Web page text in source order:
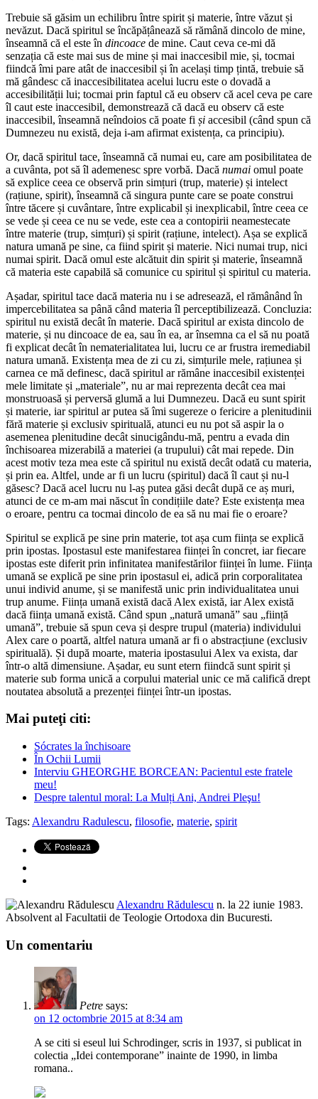
Trebuie să găsim un echilibru între spirit și materie, între văzut și
nevăzut. Dacă spiritul se încăpățânează să rămână dincolo de mine,
înseamnă că el este în dincoace de mine. Caut ceva ce-mi dă
senzația că este mai sus de mine și mai inaccesibil mie, și, tocmai
fiindcă îmi pare atât de inaccesibil și în același timp țintă, trebuie să
mă gândesc că inaccesibilitatea acelui lucru este o dovadă a
accesibilității lui; tocmai prin faptul că eu observ că acel ceva pe care
îl caut este inaccesibil, demonstrează că dacă eu observ că este
inaccesibil, înseamnă neîndoios că poate fi și accesibil (când spun că
Dumnezeu nu există, deja i-am afirmat existența, ca principiu).
Or, dacă spiritul tace, înseamnă că numai eu, care am posibilitatea de
a cuvânta, pot să îl ademenesc spre vorbă. Dacă numai omul poate
să explice ceea ce observă prin simțuri (trup, materie) și intelect
(rațiune, spirit), înseamnă că singura punte care se poate construi
între tăcere și cuvântare, între explicabil și inexplicabil, între ceea ce
se vede și ceea ce nu se vede, este cea a contopirii neamestecate
între materie (trup, simțuri) și spirit (rațiune, intelect). Așa se explică
natura umană pe sine, ca fiind spirit și materie. Nici numai trup, nici
numai spirit. Dacă omul este alcătuit din spirit și materie, înseamnă
că materia este capabilă să comunice cu spiritul și spiritul cu materia.
Așadar, spiritul tace dacă materia nu i se adresează, el rămânând în
impercebilitatea sa până când materia îl perceptibilizează. Concluzia:
spiritul nu există decât în materie. Dacă spiritul ar exista dincolo de
materie, și nu dincoace de ea, sau în ea, ar însemna ca el să nu poată
fi explicat decât în nematerialitatea lui, lucru ce ar frustra iremediabil
natura umană. Existența mea de zi cu zi, simțurile mele, rațiunea și
carnea ce mă definesc, dacă spiritul ar rămâne inaccesibil existenței
mele limitate și „materiale”, nu ar mai reprezenta decât cea mai
monstruoasă și perversă glumă a lui Dumnezeu. Dacă eu sunt spirit
și materie, iar spiritul ar putea să îmi sugereze o fericire a plenitudinii
fără materie și exclusiv spirituală, atunci eu nu pot să aspir la o
asemenea plenitudine decât sinucigându-mă, pentru a evada din
închisoarea mizerabilă a materiei (a trupului) cât mai repede. Din
acest motiv teza mea este că spiritul nu există decât odată cu materia,
și prin ea. Altfel, unde ar fi un lucru (spiritul) dacă îl caut și nu-l
găsesc? Dacă acel lucru nu l-aș putea găsi decât după ce aș muri,
atunci de ce m-am mai născut în condițiile date? Este existența mea
o eroare, pentru ca tocmai dincolo de ea să nu mai fie o eroare?
Spiritul se explică pe sine prin materie, tot așa cum ființa se explică
prin ipostas. Ipostasul este manifestarea ființei în concret, iar fiecare
ipostas este diferit prin infinitatea manifestărilor ființei în lume. Ființa
umană se explică pe sine prin ipostasul ei, adică prin corporalitatea
unui individ anume, și se manifestă unic prin individualitatea unui
trup anume. Ființa umană există dacă Alex există, iar Alex există
dacă ființa umană există. Când spun „natură umană” sau „ființă
umană”, trebuie să spun ceva și despre trupul (materia) individului
Alex care o poartă, altfel natura umană ar fi o abstracțiune (exclusiv
spirituală). Și după moarte, materia ipostasului Alex va exista, dar
într-o altă dimensiune. Așadar, eu sunt etern fiindcă sunt spirit și
materie sub forma unică a corpului material unic ce mă califică drept
noutatea absolută a prezenței ființei într-un ipostas.
Mai puteţi citi:
Sócrates la închisoare
În Ochii Lumii
Interviu GHEORGHE BORCEAN: Pacientul este fratele
meu!
Despre talentul moral: La Mulți Ani, Andrei Pleşu!
Tags: Alexandru Radulescu, filosofie, materie, spirit
Alexandru Rădulescu n. la 22 iunie 1983.
Absolvent al Facultatii de Teologie Ortodoxa din Bucuresti.
Un comentariu
Petre says:
on 12 octombrie 2015 at 8:34 am
A se citi si eseul lui Schrodinger, scris in 1937, si publicat in
colectia „Idei contemporane” inainte de 1990, in limba
romana..